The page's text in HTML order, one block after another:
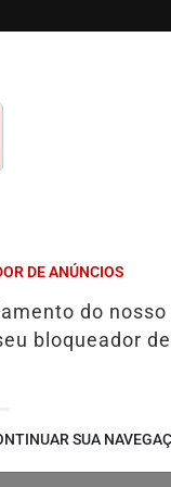
DE
DE
sobre
o
DE ANÚNCIOS
do nosso
bloqueador
SUA